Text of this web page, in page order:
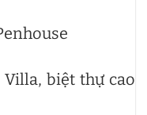
biệt thự cao